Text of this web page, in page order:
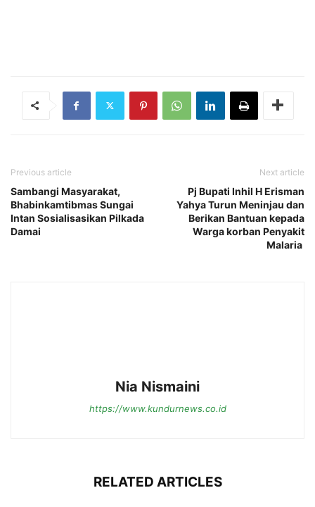
Previous article
Sambangi Masyarakat,
Bhabinkamtibmas Sungai
Intan Sosialisasikan Pilkada
Damai
Next article
Pj Bupati Inhil H Erisman
Yahya Turun Meninjau dan
Berikan Bantuan kepada
Warga korban Penyakit
Malaria
Nia Nismaini
https://www.kundurnews.co.id
RELATED ARTICLES